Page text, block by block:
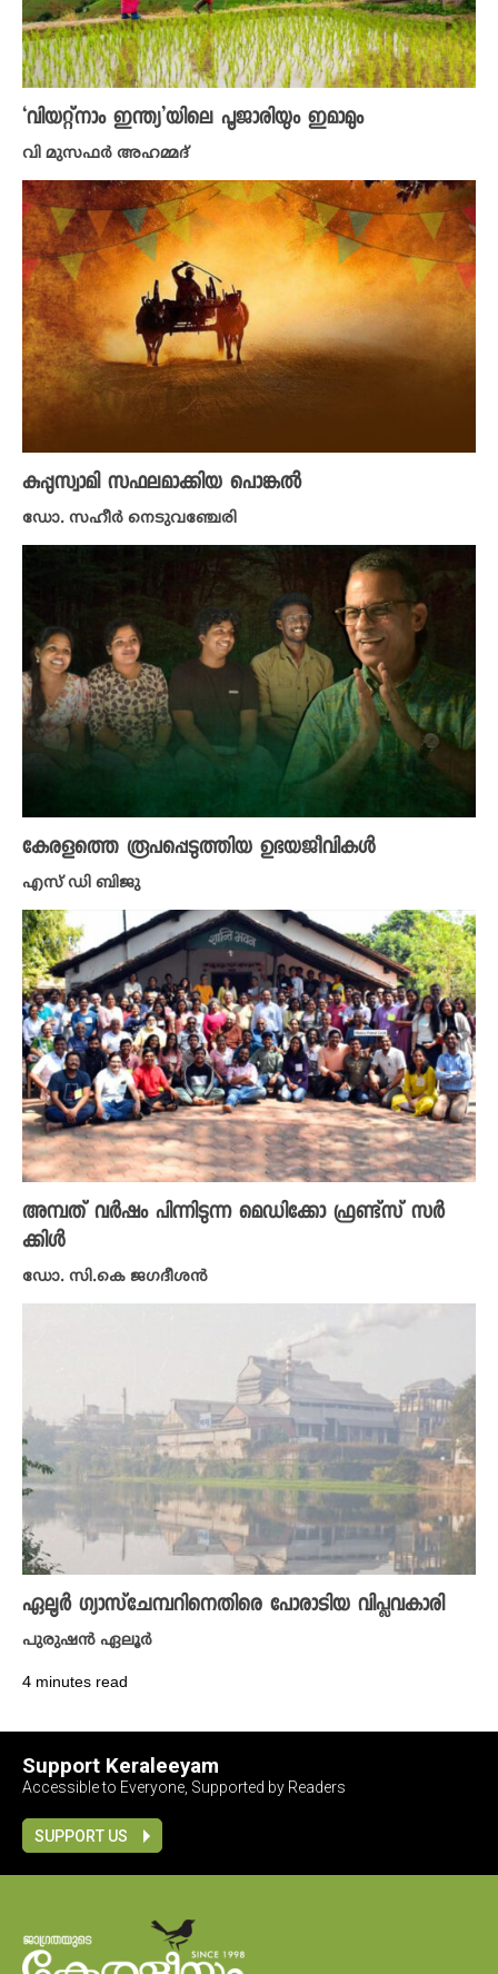
‘വിയറ്റ്നാം ഇന്ത്യ’യിലെ പൂജാരിയും ഇമാമും
വി മുസഫർ അഹമ്മദ്
കുപ്പുസ്വാമി സഫലമാക്കിയ പൊങ്കൽ
ഡോ. സഹീർ നെടുവഞ്ചേരി
കേരളത്തെ രൂപപ്പെടുത്തിയ ഉഭയജീവികൾ
എസ് ഡി ബിജു
അമ്പത് വർഷം പിന്നിടുന്ന മെഡിക്കോ ഫ്രണ്ട്സ് സർ
ക്കിൾ
ഡോ. സി.കെ ജഗദീശന്‍
ഏലൂർ ​ഗ്യാസ്ചേമ്പറിനെതിരെ പോരാടിയ വിപ്ലവകാരി
പുരുഷൻ ഏലൂർ
4 minutes read
Support Keraleeyam
Accessible to Everyone, Supported by Readers
SUPPORT US